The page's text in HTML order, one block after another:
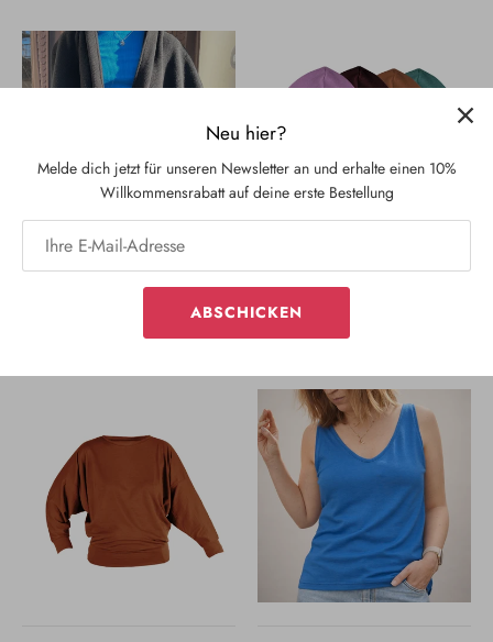
ReWool Stricktuch Onyx
Every Day Merino Damen
Hoodie - sofort lieferbar
€199,00 EUR
Neu hier?
Melde dich jetzt für unseren Newsletter an und erhalte einen 10%
Willkommensrabatt auf deine erste Bestellung
ABSCHICKEN